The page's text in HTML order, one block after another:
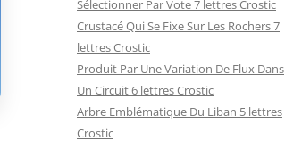
Sélectionner Par Vote 7 lettres Crostic
Crustacé Qui Se Fixe Sur Les Rochers 7
lettres Crostic
Produit Par Une Variation De Flux Dans
Un Circuit 6 lettres Crostic
Arbre Emblématique Du Liban 5 lettres
Crostic